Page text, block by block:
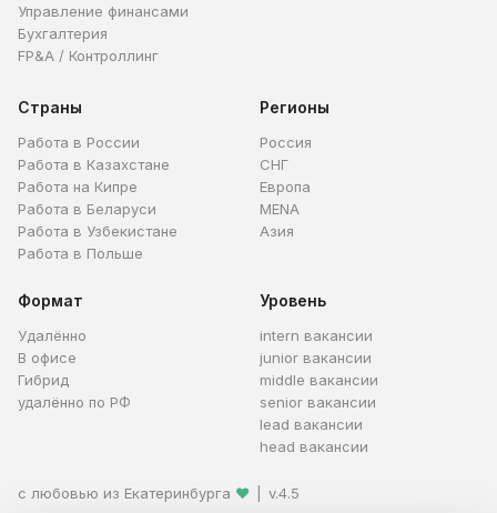
Управление финансами
Бухгалтерия
FP&A / Контроллинг
Страны
Работа в России
Работа в Казахстане
Работа на Кипре
Работа в Беларуси
Работа в Узбекистане
Работа в Польше
Регионы
Россия
СНГ
Европа
MENA
Азия
Формат
Удалённо
В офисе
Гибрид
удалённо по РФ
Уровень
intern вакансии
junior вакансии
middle вакансии
senior вакансии
lead вакансии
head вакансии
с любовью из Екатеринбурга ❤
v.4.5